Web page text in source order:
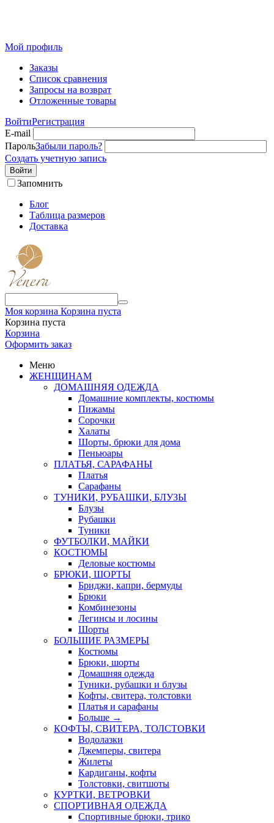
Мой профиль
Заказы
Список сравнения
Запросы на возврат
Отложенные товары
ВойтиРегистрация
E-mail
ПарольЗабыли пароль?
Создать учетную запись
Войти
Запомнить
Блог
Таблица размеров
Доставка
Моя корзина Корзина пуста
Корзина пуста
Корзина
Оформить заказ
Меню
ЖЕНЩИНАМ
ДОМАШНЯЯ ОДЕЖДА
Домашние комплекты, костюмы
Пижамы
Сорочки
Халаты
Шорты, брюки для дома
Пеньюары
ПЛАТЬЯ, САРАФАНЫ
Платья
Сарафаны
ТУНИКИ, РУБАШКИ, БЛУЗЫ
Блузы
Рубашки
Туники
ФУТБОЛКИ, МАЙКИ
КОСТЮМЫ
Деловые костюмы
БРЮКИ, ШОРТЫ
Бриджи, капри, бермуды
Брюки
Комбинезоны
Легинсы и лосины
Шорты
БОЛЬШИЕ РАЗМЕРЫ
Костюмы
Брюки, шорты
Домашняя одежда
Туники, рубашки и блузы
Кофты, свитера, толстовки
Платья и сарафаны
Больше →
КОФТЫ, СВИТЕРА, ТОЛСТОВКИ
Водолазки
Джемперы, свитера
Жилеты
Кардиганы, кофты
Толстовки, свитшоты
КУРТКИ, ВЕТРОВКИ
СПОРТИВНАЯ ОДЕЖДА
Спортивные брюки, трико